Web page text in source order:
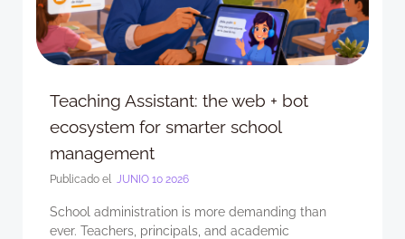
Teaching Assistant: the web + bot
ecosystem for smarter school
management
Publicado el JUNIO 10 2026
School administration is more demanding than
ever. Teachers, principals, and academic